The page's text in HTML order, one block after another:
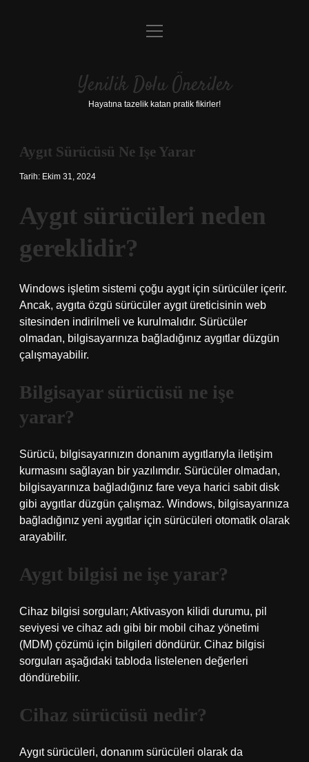
Anasayfa
Yasal Uyarı
menüyü
Yenilik Dolu Öneriler
Hayatına tazelik katan pratik fikirler!
Aygıt Sürücüsü Ne Işe Yarar
Tarih: Ekim 31, 2024
Aygıt sürücüleri neden
gereklidir?
Windows işletim sistemi çoğu aygıt için sürücüler içerir.
Ancak, aygıta özgü sürücüler aygıt üreticisinin web
sitesinden indirilmeli ve kurulmalıdır. Sürücüler
olmadan, bilgisayarınıza bağladığınız aygıtlar düzgün
çalışmayabilir.
Bilgisayar sürücüsü ne işe
yarar?
Sürücü, bilgisayarınızın donanım aygıtlarıyla iletişim
kurmasını sağlayan bir yazılımdır. Sürücüler olmadan,
bilgisayarınıza bağladığınız fare veya harici sabit disk
gibi aygıtlar düzgün çalışmaz. Windows, bilgisayarınıza
bağladığınız yeni aygıtlar için sürücüleri otomatik olarak
arayabilir.
Aygıt bilgisi ne işe yarar?
Cihaz bilgisi sorguları; Aktivasyon kilidi durumu, pil
seviyesi ve cihaz adı gibi bir mobil cihaz yönetimi
(MDM) çözümü için bilgileri döndürür. Cihaz bilgisi
sorguları aşağıdaki tabloda listelenen değerleri
döndürebilir.
Cihaz sürücüsü nedir?
Aygıt sürücüleri, donanım sürücüleri olarak da